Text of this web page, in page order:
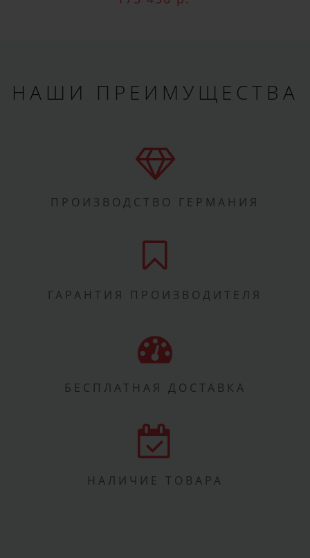
НАШИ ПРЕИМУЩЕСТВА
ПРОИЗВОДСТВО ГЕРМАНИЯ
ГАРАНТИЯ ПРОИЗВОДИТЕЛЯ
БЕСПЛАТНАЯ ДОСТАВКА
НАЛИЧИЕ ТОВАРА